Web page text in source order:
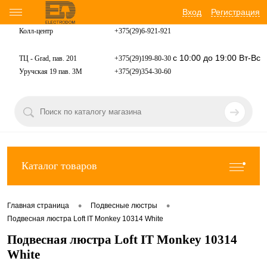
Вход Регистрация
Колл-центр +375(29)6-921-921
ТЦ - Grad, пав. 201 +375(29)199-80-30 с 10:00 до 19:00 Вт-Вс
Уручская 19 пав. 3М +375(29)354-30-60
Каталог товаров
Главная страница • Подвесные люстры •
Подвесная люстра Loft IT Monkey 10314 White
Подвесная люстра Loft IT Monkey 10314
White